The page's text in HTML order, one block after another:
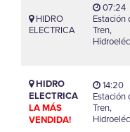
HIDRO
ELECTRICA
07:24
Estación
Tren,
HIDRO
ELECTRICA
LA MÁS
VENDIDA!
14:20
Estación
Tren,